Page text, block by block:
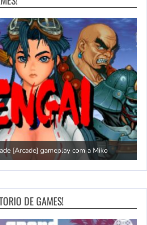
[Arcade] gameplay com a Miko
DE GAMES!